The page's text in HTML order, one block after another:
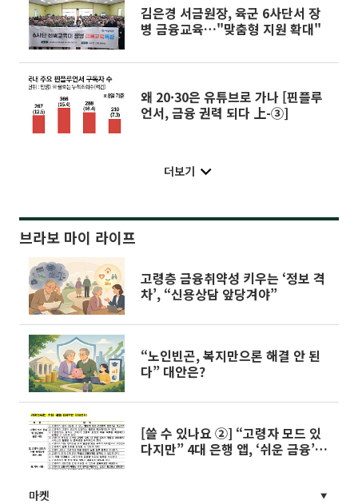
김은경 서금원장, 육군 6사단서 장
병 금융교육…"맞춤형 지원 확대"
왜 20·30은 유튜브로 가나 [핀플루
언서, 금융 권력 되다 上-③]
더보기
브라보 마이 라이프
고령층 금융취약성 키우는 ‘정보 격
차’, “신용상담 앞당겨야”
“노인빈곤, 복지만으론 해결 안 된
다” 대안은?
[쓸 수 있나요 ②] “고령자 모드 있
다지만” 4대 은행 앱, ‘쉬운 금융’은
마켓